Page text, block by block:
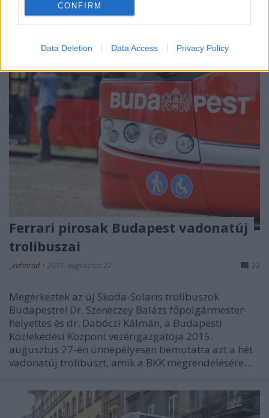
CONFIRM
Data Deletion Data Access Privacy Policy
Ferrari pirosak Budapest vadonatúj
trolibuszai
_zahnrad • 2015. augusztus 27. 22
Megérkeztek az új Skoda-Solaris trolibuszok
Budapestre! Dr. Szeneczey Balázs főpolgármester-
helyettes és dr. Dabóczi Kálmán, a Budapesti
Közlekedési Központ vezérigazgatója 2015.
augusztus 27-én ünnepélyesen bemutatta azt a hét
vadonatúj trolibuszt, amik a BKK megrendelésére…